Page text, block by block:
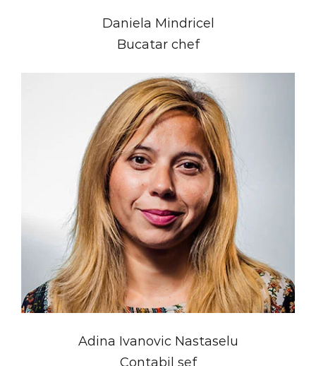
Daniela Mindricel
Bucatar chef
Adina Ivanovic Nastaselu
Contabil sef